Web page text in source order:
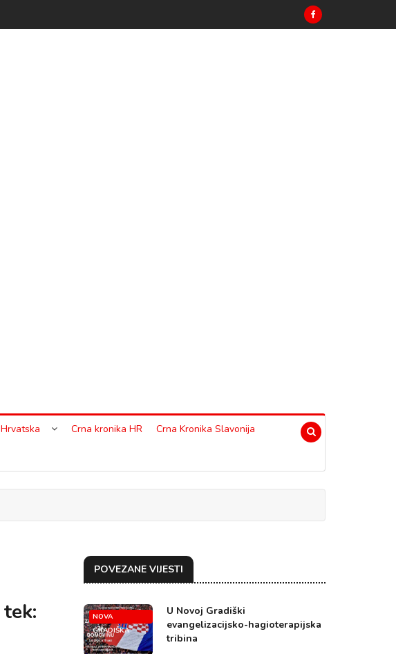
Hrvatska Crna kronika HR Crna Kronika Slavonija
POVEZANE VIJESTI
NOVA
GRADIŠKA
U Novoj Gradiški
evangelizacijsko-hagioterapijska
tribina